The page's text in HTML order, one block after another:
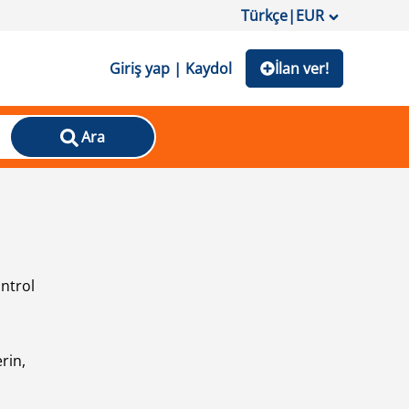
Türkçe|EUR
Giriş yap | Kaydol İlan ver!
Ara